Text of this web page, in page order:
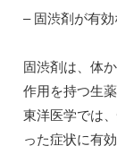
– 固渋剤が有効
固渋剤は、体
作用を持つ生薬
東洋医学では、
った症状に有